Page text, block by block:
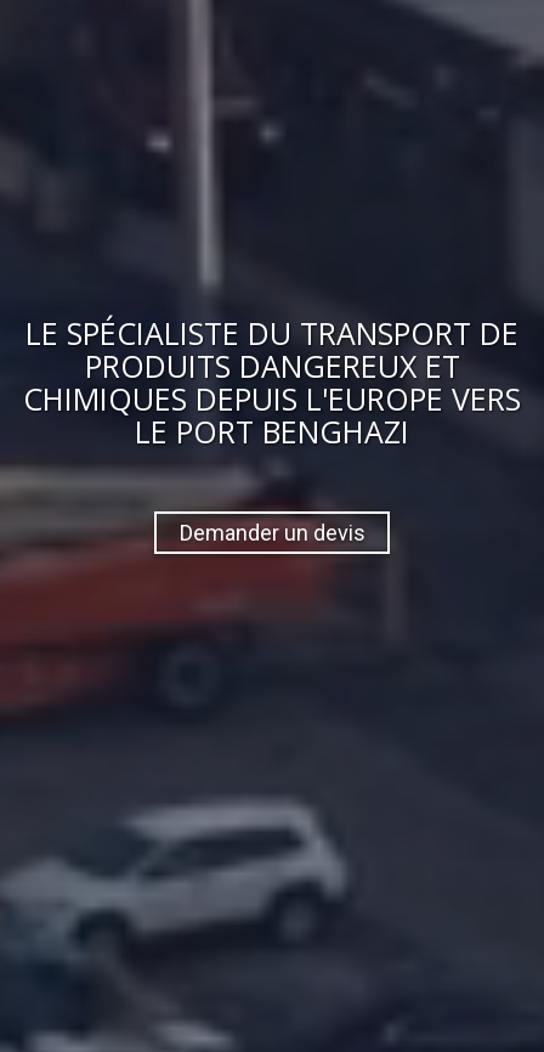
LE SPÉCIALISTE DU TRANSPORT DE
PRODUITS DANGEREUX ET
CHIMIQUES DEPUIS L'EUROPE VERS
LE PORT BENGHAZI
Demander un devis